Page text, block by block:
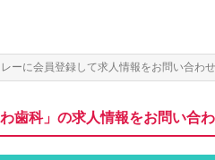
ーに会員登録して求人情報をお問い合わ
歯科」の求人情報をお問い合